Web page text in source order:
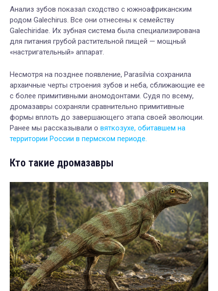
Анализ зубов показал сходство с южноафриканским
родом Galechirus. Все они отнесены к семейству
Galechiridae. Их зубная система была специализирована
для питания грубой растительной пищей — мощный
«настригательный» аппарат.
Несмотря на позднее появление, Parasilvia сохранила
архаичные черты строения зубов и неба, сближающие ее
с более примитивными аномодонтами. Судя по всему,
дромазавры сохраняли сравнительно примитивные
формы вплоть до завершающего этапа своей эволюции.
Ранее мы рассказывали о вяткозухе, обитавшем на
территории России в пермском периоде.
Кто такие дромазавры